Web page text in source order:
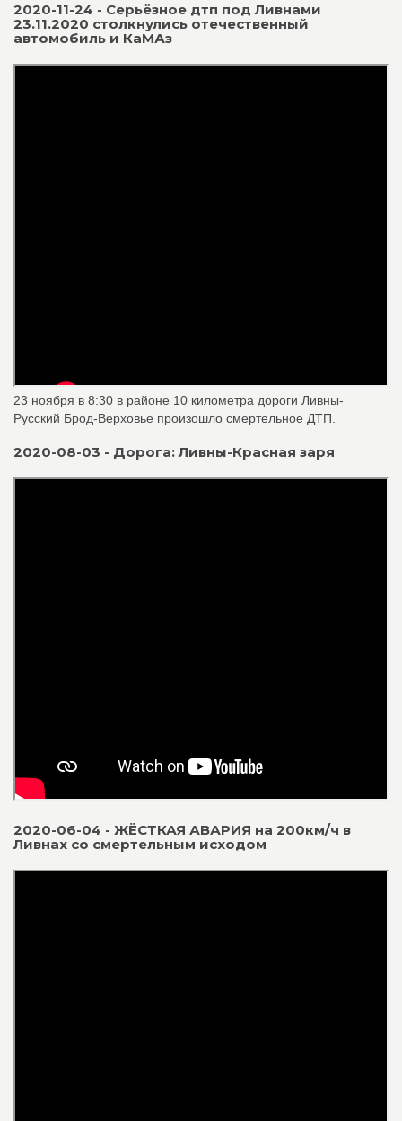
2020-11-24 - Серьёзное дтп под Ливнами
23.11.2020 столкнулись отечественный
автомобиль и КаМАз
23 ноября в 8:30 в районе 10 километра дороги Ливны-
Русский Брод-Верховье произошло смертельное ДТП.
2020-08-03 - Дорога: Ливны-Красная заря
2020-06-04 - ЖЁСТКАЯ АВАРИЯ на 200км/ч в
Ливнах со смертельным исходом